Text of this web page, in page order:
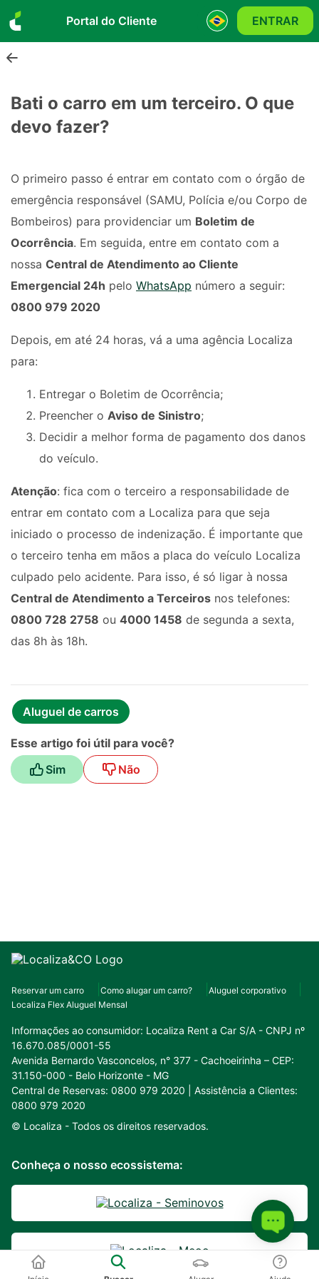
Portal do Cliente ENTRAR
Bati o carro em um terceiro. O que
devo fazer?
O primeiro passo é entrar em contato com o órgão de
emergência responsável (SAMU, Polícia e/ou Corpo de
Bombeiros) para providenciar um Boletim de
Ocorrência. Em seguida, entre em contato com a
nossa Central de Atendimento ao Cliente
Emergencial 24h pelo WhatsApp número a seguir:
0800 979 2020
Depois, em até 24 horas, vá a uma agência Localiza
para:
Entregar o Boletim de Ocorrência;
Preencher o Aviso de Sinistro;
Decidir a melhor forma de pagamento dos danos
do veículo.
Atenção: fica com o terceiro a responsabilidade de
entrar em contato com a Localiza para que seja
iniciado o processo de indenização. É importante que
o terceiro tenha em mãos a placa do veículo Localiza
culpado pelo acidente. Para isso, é só ligar à nossa
Central de Atendimento a Terceiros nos telefones:
0800 728 2758 ou 4000 1458 de segunda a sexta,
das 8h às 18h.
Esse artigo foi útil para você?
Sim
Não
Aluguel de carros
Reservar um carro Como alugar um carro?
Aluguel corporativo
Localiza Flex Aluguel Mensal
Informações ao consumidor: Localiza Rent a Car S/A - CNPJ nº
16.670.085/0001-55
Avenida Bernardo Vasconcelos, n° 377 - Cachoeirinha – CEP:
31.150-000 - Belo Horizonte - MG
Central de Reservas: 0800 979 2020 | Assistência a Clientes:
0800 979 2020
© Localiza - Todos os direitos reservados.
Conheça o nosso ecossistema: